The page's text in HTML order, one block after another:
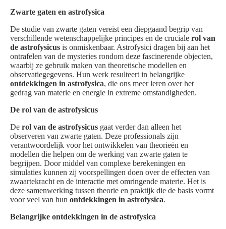
Zwarte gaten en astrofysica
De studie van zwarte gaten vereist een diepgaand begrip van
verschillende wetenschappelijke principes en de cruciale rol van
de astrofysicus is onmiskenbaar. Astrofysici dragen bij aan het
ontrafelen van de mysteries rondom deze fascinerende objecten,
waarbij ze gebruik maken van theoretische modellen en
observatiegegevens. Hun werk resulteert in belangrijke
ontdekkingen in astrofysica, die ons meer leren over het
gedrag van materie en energie in extreme omstandigheden.
De rol van de astrofysicus
De rol van de astrofysicus gaat verder dan alleen het
observeren van zwarte gaten. Deze professionals zijn
verantwoordelijk voor het ontwikkelen van theorieën en
modellen die helpen om de werking van zwarte gaten te
begrijpen. Door middel van complexe berekeningen en
simulaties kunnen zij voorspellingen doen over de effecten van
zwaartekracht en de interactie met omringende materie. Het is
deze samenwerking tussen theorie en praktijk die de basis vormt
voor veel van hun ontdekkingen in astrofysica.
Belangrijke ontdekkingen in de astrofysica